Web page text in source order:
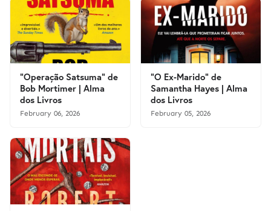
"Operação Satsuma" de
Bob Mortimer | Alma
dos Livros
February 06, 2026
"O Ex-Marido" de
Samantha Hayes | Alma
dos Livros
February 05, 2026